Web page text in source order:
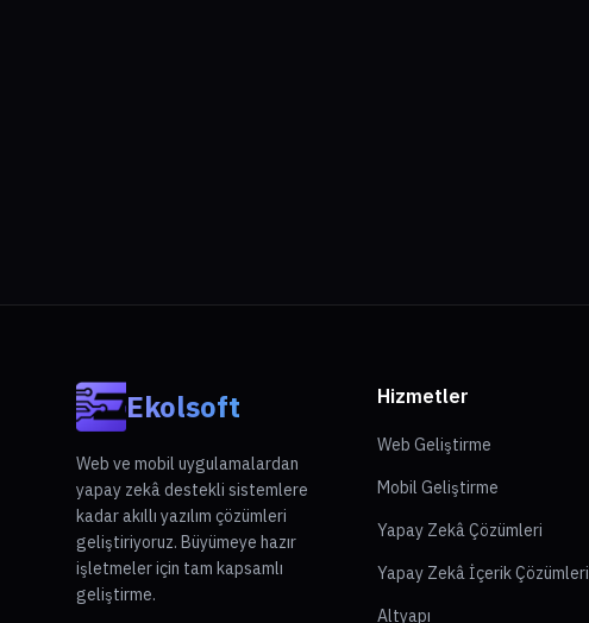
Ekolsoft
Web ve mobil uygulamalardan
yapay zekâ destekli sistemlere
kadar akıllı yazılım çözümleri
geliştiriyoruz. Büyümeye hazır
işletmeler için tam kapsamlı
geliştirme.
Hizmetler
Web Geliştirme
Mobil Geliştirme
Yapay Zekâ Çözümleri
Yapay Zekâ İçerik Çözümleri
Altyapı